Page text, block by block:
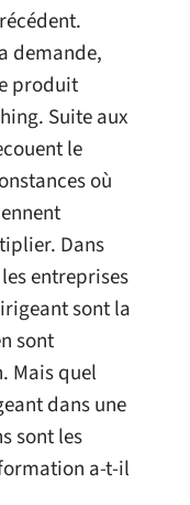
demande,
produit
Suite aux
le
où
Dans
entreprises
sont la
sont
Mais quel
dans une
sont les
a-t-il